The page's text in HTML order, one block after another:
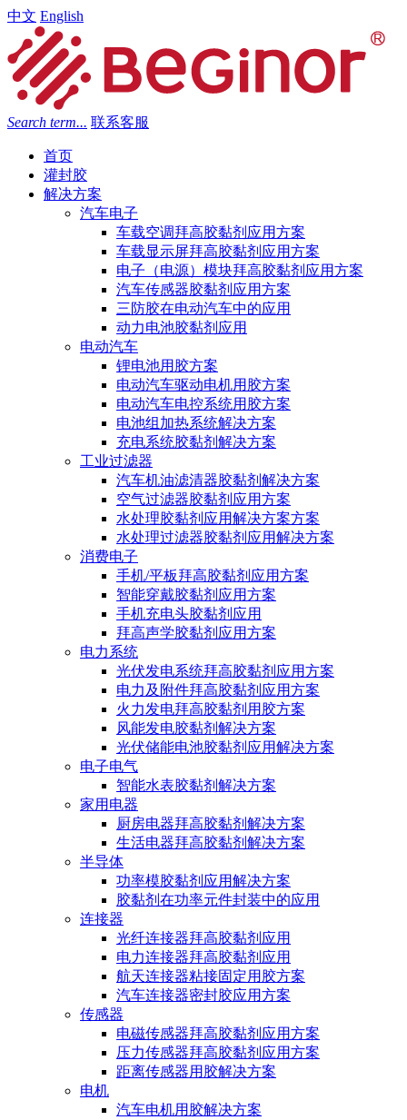
中文 English
Search term... 联系客服
首页
灌封胶
解决方案
汽车电子
车载空调拜高胶黏剂应用方案
车载显示屏拜高胶黏剂应用方案
电子（电源）模块拜高胶黏剂应用方案
汽车传感器胶黏剂应用方案
三防胶在电动汽车中的应用
动力电池胶黏剂应用
电动汽车
锂电池用胶方案
电动汽车驱动电机用胶方案
电动汽车电控系统用胶方案
电池组加热系统解决方案
充电系统胶黏剂解决方案
工业过滤器
汽车机油滤清器胶黏剂解决方案
空气过滤器胶黏剂应用方案
水处理胶黏剂应用解决方案方案
水处理过滤器胶黏剂应用解决方案
消费电子
手机/平板拜高胶黏剂应用方案
智能穿戴胶黏剂应用方案
手机充电头胶黏剂应用
拜高声学胶黏剂应用方案
电力系统
光伏发电系统拜高胶黏剂应用方案
电力及附件拜高胶黏剂应用方案
火力发电拜高胶黏剂用胶方案
风能发电胶黏剂解决方案
光伏储能电池胶黏剂应用解决方案
电子电气
智能水表胶黏剂解决方案
家用电器
厨房电器拜高胶黏剂解决方案
生活电器拜高胶黏剂解决方案
半导体
功率模胶黏剂应用解决方案
胶黏剂在功率元件封装中的应用
连接器
光纤连接器拜高胶黏剂应用
电力连接器拜高胶黏剂应用
航天连接器粘接固定用胶方案
汽车连接器密封胶应用方案
传感器
电磁传感器拜高胶黏剂应用方案
压力传感器拜高胶黏剂应用方案
距离传感器用胶解决方案
电机
汽车电机用胶解决方案